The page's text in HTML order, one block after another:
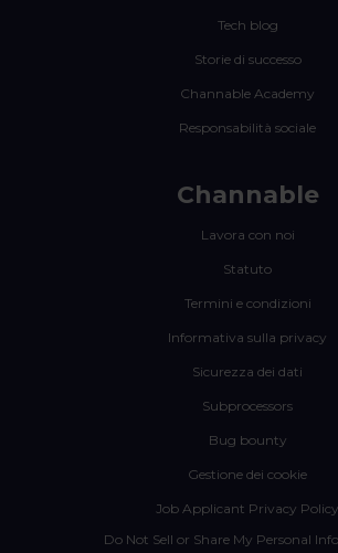
Tech blog
Storie di successo
Channable Academy
Responsabilità sociale
Channable
Lavora con noi
Statuto
Termini e condizioni
Informativa sulla privacy
Sicurezza dei dati
Subprocessors
Bug bounty
Gestione dei cookie
Job Applicant Privacy Policy
Do Not Sell or Share My Personal